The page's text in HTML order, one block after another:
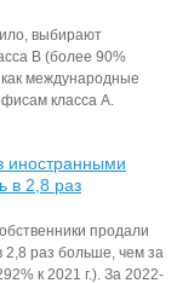
выбирают
В (более 90%
международные
класса А.
иностранными
в 2,8 раз
продали
2,8 раз больше, чем за
к 2021 г.). За 2022-